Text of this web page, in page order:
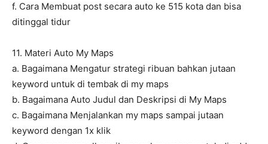
f. Cara Membuat post secara auto ke 515 kota dan bisa
ditinggal tidur
11. Materi Auto My Maps
a. Bagaimana Mengatur strategi ribuan bahkan jutaan
keyword untuk di tembak di my maps
b. Bagaimana Auto Judul dan Deskripsi di My Maps
c. Bagaimana Menjalankan my maps sampai jutaan
keyword dengan 1x klik